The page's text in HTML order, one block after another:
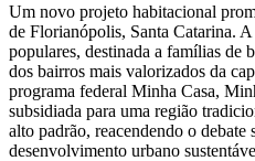
Um novo projeto habitacional
de Florianópolis, Santa Catarina.
populares, destinada a famílias de
dos bairros mais valorizados da
programa federal Minha Casa,
subsidiada para uma região
alto padrão, reacendendo o debate
desenvolvimento urbano